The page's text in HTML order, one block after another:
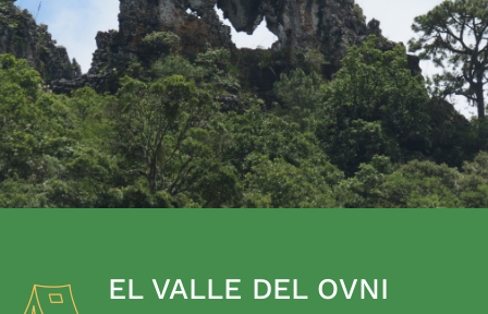
EL VALLE DEL OVNI